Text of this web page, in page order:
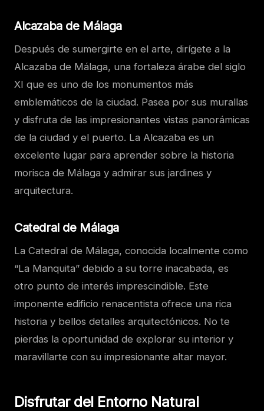
Alcazaba de Málaga
Después de sumergirte en el arte, dirígete a la
Alcazaba de Málaga, una fortaleza árabe del siglo
XI que es uno de los monumentos más
emblemáticos de la ciudad. Pasea por sus murallas
y disfruta de las impresionantes vistas panorámicas
de la ciudad y el puerto. La Alcazaba es un
excelente lugar para aprender sobre la historia
morisca de Málaga y admirar sus jardines y
arquitectura.
Catedral de Málaga
La Catedral de Málaga, conocida localmente como
“La Manquita” debido a su torre inacabada, es
otro punto de interés imprescindible. Este
imponente edificio renacentista ofrece una rica
historia y bellos detalles arquitectónicos. No te
pierdas la oportunidad de explorar su interior y
maravillarte con su impresionante altar mayor.
Disfrutar del Entorno Natural